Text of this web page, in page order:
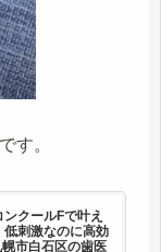
す。
クールFで叶え
低刺激なのに高効
市白石区の歯医